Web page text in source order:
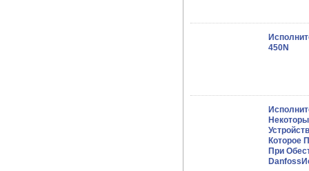
450N
Которое
При